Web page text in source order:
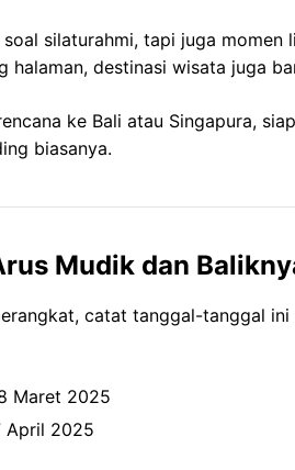
silaturahmi, tapi juga momen
halaman, destinasi wisata juga
ke Bali atau Singapura,
biasanya.
Mudik dan
catat tanggal-tanggal
Maret 2025
April 2025